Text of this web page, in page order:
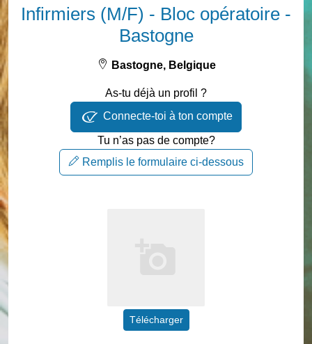
Infirmiers (M/F) - Bloc opératoire -
Bastogne
Bastogne, Belgique
As-tu déjà un profil ?
Connecte-toi à ton compte
Tu n’as pas de compte?
Remplis le formulaire ci-dessous
Télécharger